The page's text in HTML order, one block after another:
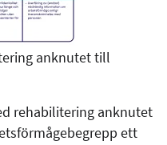
anknutet till
rehabilitering anknutet
ett